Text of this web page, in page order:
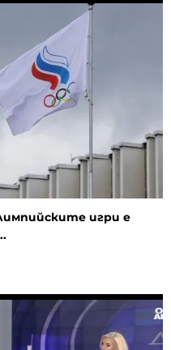
игри е